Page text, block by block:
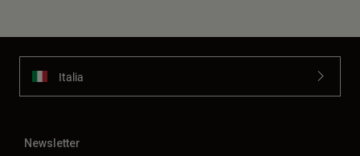
Italia
Newsletter